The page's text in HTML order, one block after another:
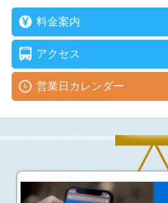
料金案内
アクセス
営業日カレンダー